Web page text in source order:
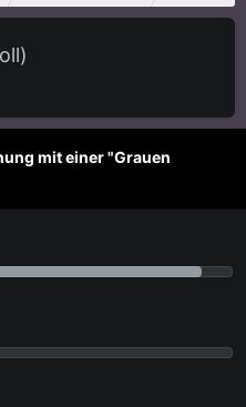
mit einer "Grauen